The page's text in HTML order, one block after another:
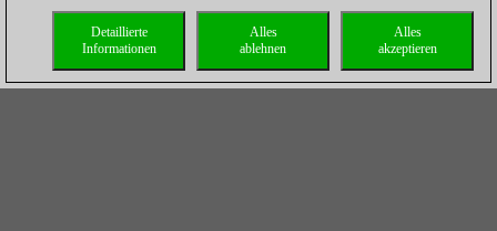
Alles
akzeptieren
Alles
ablehnen
Detaillierte
Informationen